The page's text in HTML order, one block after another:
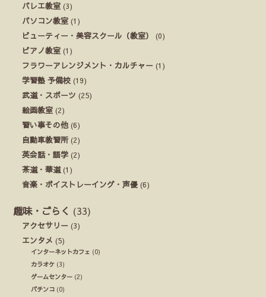
バレエ教室 (3)
パソコン教室 (1)
ビューティー・美容スクール（教室）
(0)
ピアノ教室 (1)
フラワーアレンジメント・カルチャー (1)
学習塾 予備校 (19)
武道・スポーツ (25)
絵画教室 (2)
習い事その他 (6)
自動車教習所(2)
英会話・語学 (2)
茶道・華道(1)
音楽・ボイストレーイング・声優 (6)
趣味・ごらく (33)
アクセサリー (3)
エンタメ (5)
インターネットカフェ (0)
カラオケ (3)
ゲームセンター (2)
パチンコ (0)